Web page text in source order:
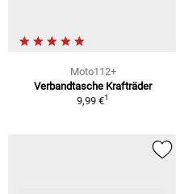
Moto112+
Verbandtasche Krafträder
9,99 €1